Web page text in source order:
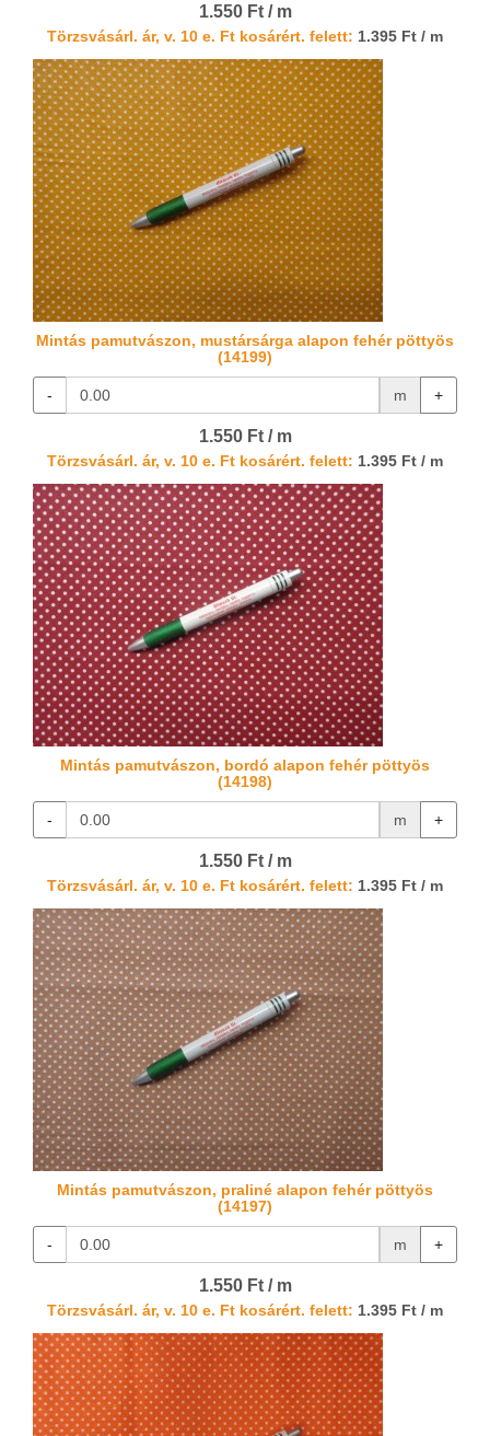
1.550 Ft / m
Törzsvásárl. ár, v. 10 e. Ft kosárért. felett: 1.395 Ft / m
Mintás pamutvászon, mustársárga alapon fehér pöttyös
(14199)
- m +
1.550 Ft / m
Törzsvásárl. ár, v. 10 e. Ft kosárért. felett: 1.395 Ft / m
Mintás pamutvászon, bordó alapon fehér pöttyös
(14198)
- m +
1.550 Ft / m
Törzsvásárl. ár, v. 10 e. Ft kosárért. felett: 1.395 Ft / m
Mintás pamutvászon, praliné alapon fehér pöttyös
(14197)
- m +
1.550 Ft / m
Törzsvásárl. ár, v. 10 e. Ft kosárért. felett: 1.395 Ft / m